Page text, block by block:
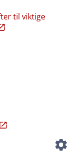
til viktige